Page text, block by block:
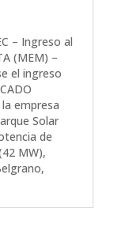
– Ingreso al
(MEM) –
el ingreso
la empresa
Solar
de
MW),